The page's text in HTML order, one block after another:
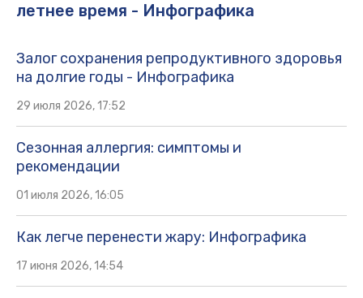
летнее время - Инфографика
Залог сохранения репродуктивного здоровья
на долгие годы - Инфографика
29 июля 2026, 17:52
Сезонная аллергия: симптомы и
рекомендации
01 июля 2026, 16:05
Как легче перенести жару: Инфографика
17 июня 2026, 14:54